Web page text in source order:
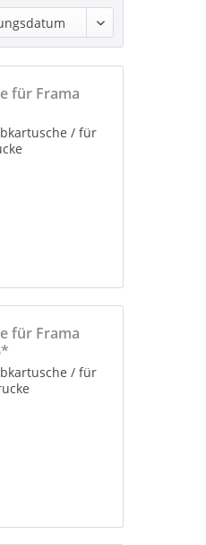
für Frama
/ für
für Frama
/ für